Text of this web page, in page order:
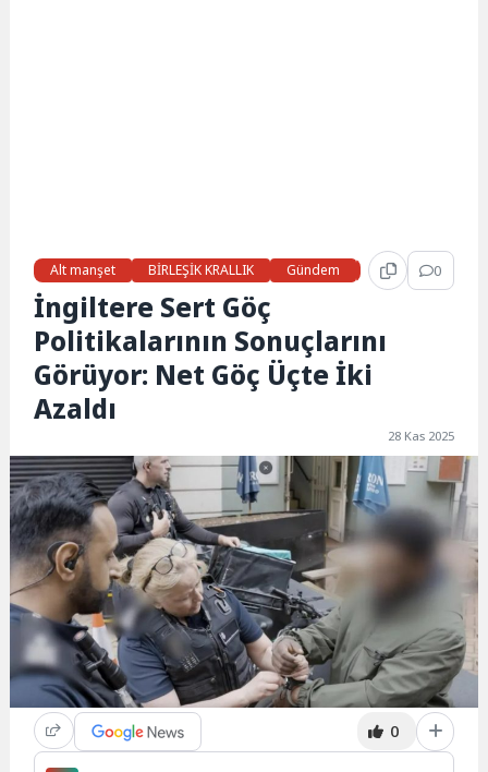
Alt manşet BİRLEŞİK KRALLIK Gündem Haberler 0
İngiltere Sert Göç
Politikalarının Sonuçlarını
Görüyor: Net Göç Üçte İki
Azaldı
28 Kas 2025
0